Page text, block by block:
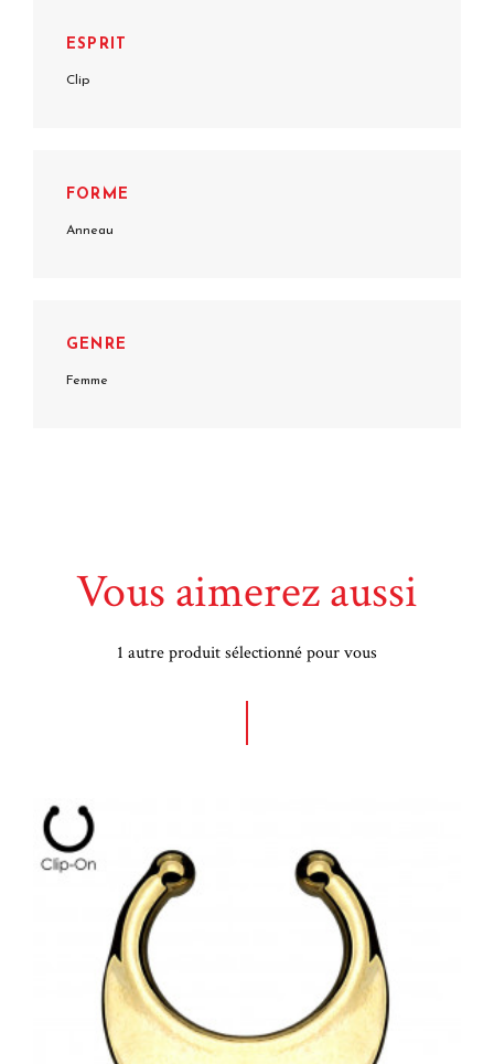
ESPRIT
Clip
FORME
Anneau
GENRE
Femme
Vous aimerez aussi
1 autre produit sélectionné pour vous